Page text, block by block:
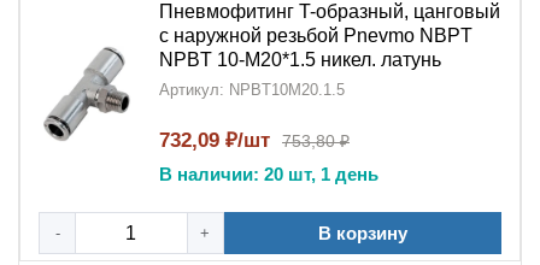
Пневмофитинг T-образный, цанговый
с наружной резьбой Pnevmo NBPT
NPBT 10-M20*1.5 никел. латунь
Артикул: NPBT10M20.1.5
732,09 ₽/шт 753,80 ₽
В наличии: 20 шт, 1 день
- + В корзину